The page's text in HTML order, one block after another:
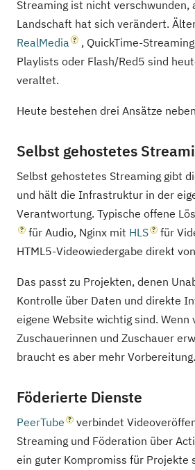
Streaming ist nicht verschwunden,
Landschaft hat sich verändert.
RealMedia
, QuickTime-
Playlists oder Flash/Red5 sind
veraltet.
Heute bestehen drei Ansätze
Selbst gehostetes
Selbst gehostetes Streaming gibt
und hält die Infrastruktur in der
Verantwortung. Typische offene
für Audio, Nginx mit HLS für
HTML5-Videowiedergabe direkt
Das passt zu Projekten, denen
Kontrolle über Daten und direkte
eigene Website wichtig sind. Wenn
Zuschauerinnen und Zuschauer
braucht es aber mehr Vorbereitung.
Föderierte Dienste
PeerTube
verbindet
Streaming und Föderation über
ein guter Kompromiss für Projekte